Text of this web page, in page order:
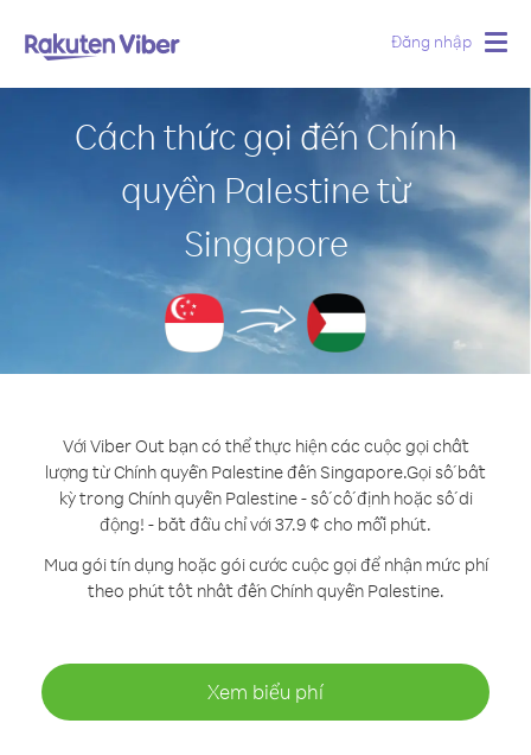
Đăng nhập
Cách thức gọi đến Chính
quyền Palestine từ
Singapore
Với Viber Out bạn có thể thực hiện các cuộc gọi chất
lượng từ Chính quyền Palestine đến Singapore.Gọi số bất
kỳ trong Chính quyền Palestine - số cố định hoặc số di
động! - bắt đầu chỉ với 37.9 ¢ cho mỗi phút.
Mua gói tín dụng hoặc gói cước cuộc gọi để nhận mức phí
theo phút tốt nhất đến Chính quyền Palestine.
Xem biểu phí